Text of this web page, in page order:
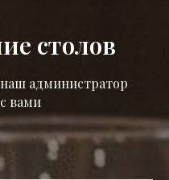
столов
администратор
вами